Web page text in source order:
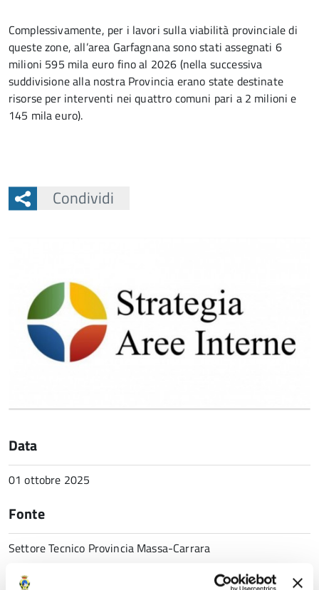
Complessivamente, per i lavori sulla viabilità provinciale di
queste zone, all’area Garfagnana sono stati assegnati 6
milioni 595 mila euro fino al 2026 (nella successiva
suddivisione alla nostra Provincia erano state destinate
risorse per interventi nei quattro comuni pari a 2 milioni e
145 mila euro).
Condividi
Data
01 ottobre 2025
Fonte
Settore Tecnico Provincia Massa-Carrara